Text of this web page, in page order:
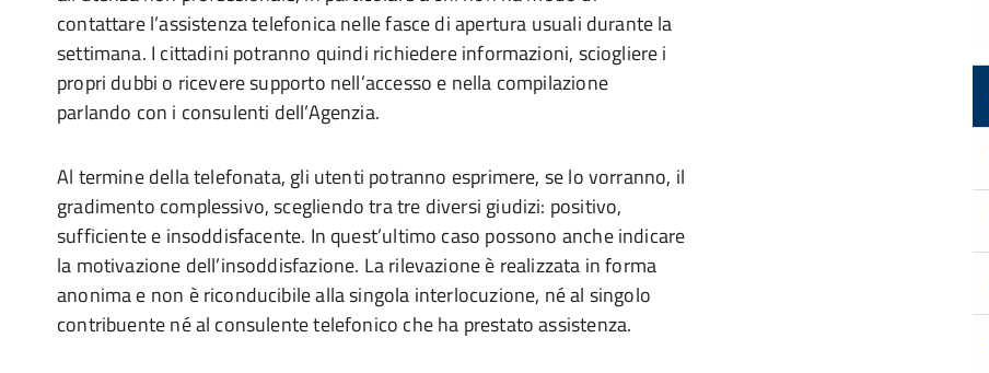
contattare l’assistenza telefonica nelle fasce di apertura usuali durante la
settimana. I cittadini potranno quindi richiedere informazioni, sciogliere i
propri dubbi o ricevere supporto nell’accesso e nella compilazione
parlando con i consulenti dell’Agenzia.
Al termine della telefonata, gli utenti potranno esprimere, se lo vorranno, il
gradimento complessivo, scegliendo tra tre diversi giudizi: positivo,
sufficiente e insoddisfacente. In quest’ultimo caso possono anche indicare
la motivazione dell’insoddisfazione. La rilevazione è realizzata in forma
anonima e non è riconducibile alla singola interlocuzione, né al singolo
contribuente né al consulente telefonico che ha prestato assistenza.